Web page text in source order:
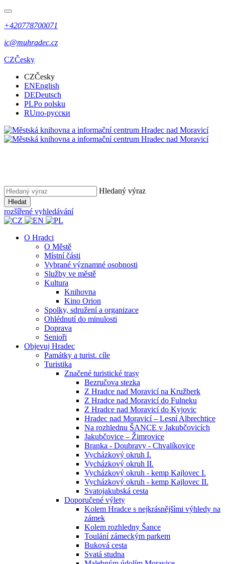
+420778700071
ic@muhradec.cz
CZČesky
CZČesky
ENEnglish
DEDeutsch
PLPo polsku
RUпо-русски
Hledaný výraz
Hledat
rozšířené vyhledávání
O Hradci
O Městě
Místní části
Vybrané významné osobnosti
Služby ve městě
Kultura
Knihovna
Kino Orion
Spolky, sdružení a organizace
Ohlédnutí do minulosti
Doprava
Senioři
Objevuj Hradec
Památky a turist. cíle
Turistika
Značené turistické trasy
Bezručova stezka
Z Hradce nad Moravicí na Kružberk
Z Hradce nad Moravicí do Fulneku
Z Hradce nad Moravicí do Kyjovic
Hradec nad Moravicí – Lesní Albrechtice
Na rozhlednu ŠANCE v Jakubčovicích
Jakubčovice – Žimrovice
Branka - Doubravy - Chvalíkovice
Vycházkový okruh I.
Vycházkový okruh II.
Vycházkový okruh - kemp Kajlovec I.
Vycházkový okruh - kemp Kajlovec II.
Svatojakubská cesta
Doporučené výlety
Kolem Hradce s nejkrásnějšími výhledy na
zámek
Kolem rozhledny Šance
Toulání zámeckým parkem
Buková cesta
Svatá studna